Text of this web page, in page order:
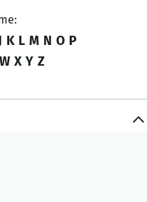
K L M N O P
W X Y Z